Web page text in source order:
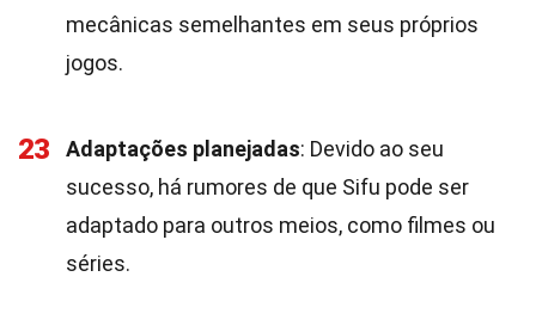
mecânicas semelhantes em seus próprios
jogos.
23 Adaptações planejadas: Devido ao seu
sucesso, há rumores de que Sifu pode ser
adaptado para outros meios, como filmes ou
séries.